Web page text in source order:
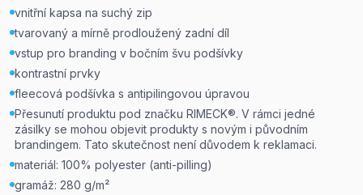
vnitřní kapsa na suchý zip
tvarovaný a mírně prodloužený zadní díl
vstup pro branding v bočním švu podšívky
kontrastní prvky
fleecová podšívka s antipilingovou úpravou
Přesunutí produktu pod značku RIMECK®. V rámci jedné
zásilky se mohou objevit produkty s novým i původním
brandingem. Tato skutečnost není důvodem k reklamaci.
materiál: 100% polyester (anti-pilling)
gramáž: 280 g/m²